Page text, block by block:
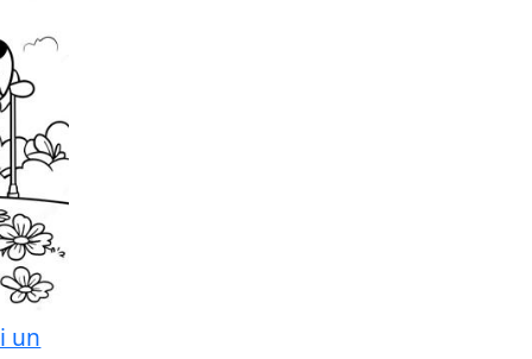
un